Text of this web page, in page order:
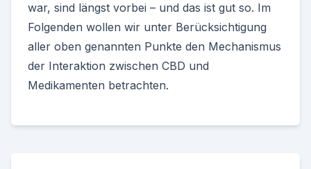
war, sind längst vorbei – und das ist gut so. Im
Folgenden wollen wir unter Berücksichtigung
aller oben genannten Punkte den Mechanismus
der Interaktion zwischen CBD und
Medikamenten betrachten.